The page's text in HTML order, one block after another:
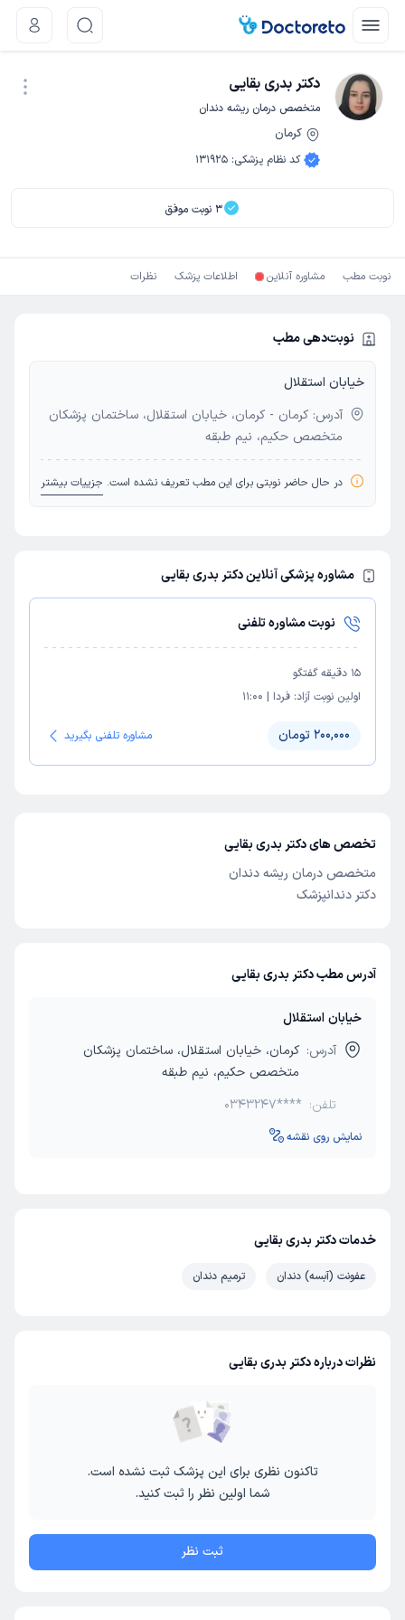
دکتر بدری بقایی
متخصص درمان ریشه دندان
کرمان
کد نظام پزشکی:
131925
3 نوبت موفق
نوبت مطب مشاوره آنلاین اطلاعات پزشک نظرات
نوبت‌دهی مطب
خیابان استقلال
آدرس: کرمان - کرمان، خیابان استقلال، ساختمان پزشکان
متخصص حکیم، نیم طبقه
در حال حاضر نوبتی برای این مطب تعریف نشده است. جزییات بیشتر
مشاوره پزشکی آنلاین دکتر بدری بقایی
نوبت مشاوره تلفنی
15 دقیقه گفتگو
اولین نوبت آزاد: فردا |
11:00
200,000 تومان مشاوره تلفنی بگیرید
تخصص های دکتر بدری بقایی
متخصص درمان ریشه دندان
دکتر دندانپزشک
آدرس مطب دکتر بدری بقایی
خیابان استقلال
آدرس: کرمان، خیابان استقلال، ساختمان پزشکان
متخصص حکیم، نیم طبقه
تلفن: 0343247****
نمایش روی نقشه
خدمات دکتر بدری بقایی
عفونت (آبسه) دندان ترمیم دندان
نظرات درباره دکتر بدری بقایی
تاکنون نظری برای این پزشک ثبت نشده است.
شما اولین نظر را ثبت کنید.
ثبت نظر